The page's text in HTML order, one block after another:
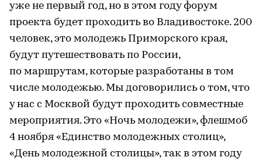
уже не первый год, но в этом году форум
проекта будет проходить во Владивостоке. 200
человек, это молодежь Приморского края,
будут путешествовать по России,
по маршрутам, которые разработаны в том
числе молодежью. Мы договорились о том, что
у нас с Москвой будут проходить совместные
мероприятия. Это «Ночь молодежи», флешмоб
4 ноября «Единство молодежных столиц»,
«День молодежной столицы», так в этом году